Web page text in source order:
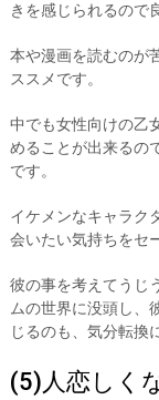
きを感じられるので
本や漫画を読むのが
ススメです。
中でも女性向けの乙
めることが出来るの
です。
イケメンなキャラク
会いたい気持ちをセ
彼の事を考えてうじ
ムの世界に没頭し、
じるのも、気分転換
(5)人恋しく